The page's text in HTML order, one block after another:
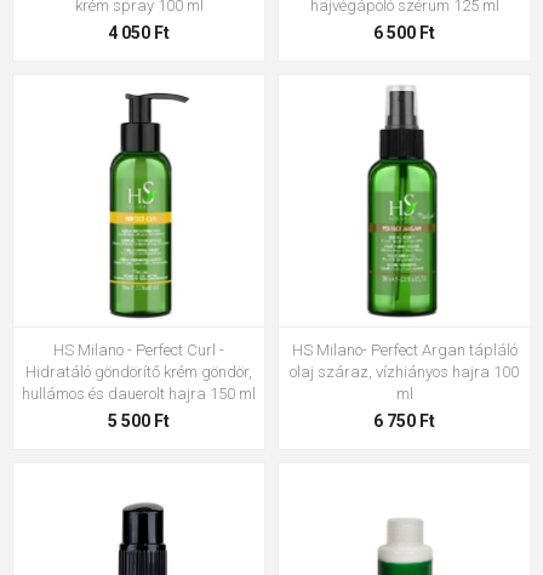
krém spray 100 ml
4 050 Ft
hajvégápoló szérum 125 ml
6 500 Ft
HS Milano - Perfect Curl -
Hidratáló göndörítő krém göndör,
hullámos és dauerolt hajra 150 ml
5 500 Ft
HS Milano- Perfect Argan tápláló
olaj száraz, vízhiányos hajra 100
ml
6 750 Ft